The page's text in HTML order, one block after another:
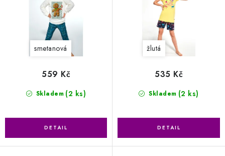
smetanová
Skladem (2 ks)
559 Kč
žlutá
Skladem (2 ks)
535 Kč